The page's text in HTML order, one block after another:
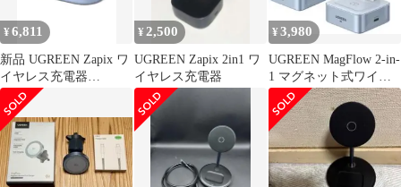
¥6,811
新品 UGREEN Zapix ワ
イヤレス充電器
MagSafe 15W Qi2認証
2-in-1 イヤホン iPhone
ワイヤレス充電 マグネ
ット式【卓上用/48°絶
妙な視角 】 iPhone
17/16/15/14/13/12シリー
¥ 2,500
UGREEN Zapix 2in1 ワ
イヤレス充電器
¥3,980
UGREEN MagFlow 2-in-
1 マグネット式ワイヤ
レス充電器